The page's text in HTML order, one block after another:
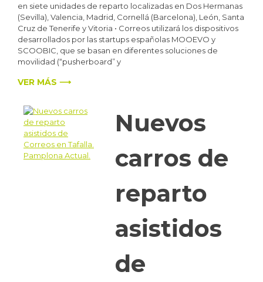
en siete unidades de reparto localizadas en Dos Hermanas
(Sevilla), Valencia, Madrid, Cornellá (Barcelona), León, Santa
Cruz de Tenerife y Vitoria • Correos utilizará los dispositivos
desarrollados por las startups españolas MOOEVO y
SCOOBIC, que se basan en diferentes soluciones de
movilidad (“pusherboard” y
VER MÁS ⟶
Nuevos
carros de
reparto
asistidos
de